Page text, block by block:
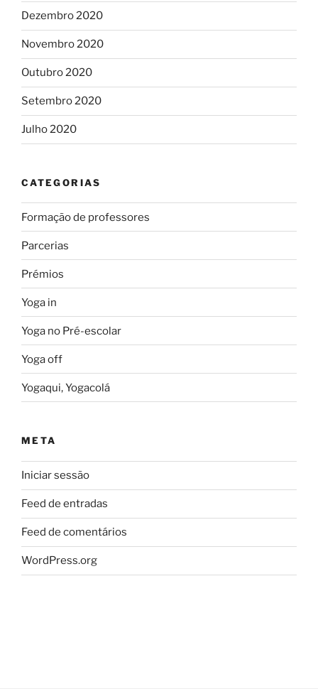
Dezembro 2020
Novembro 2020
Outubro 2020
Setembro 2020
Julho 2020
CATEGORIAS
Formação de professores
Parcerias
Prémios
Yoga in
Yoga no Pré-escolar
Yoga off
Yogaqui, Yogacolá
META
Iniciar sessão
Feed de entradas
Feed de comentários
WordPress.org